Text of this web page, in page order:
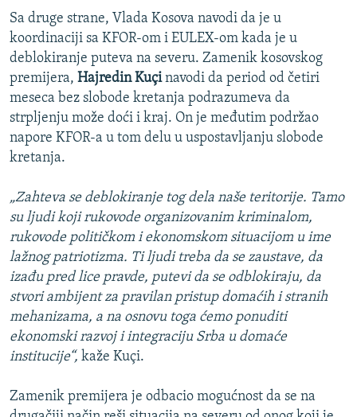
Sa druge strane, Vlada Kosova navodi da je u
koordinaciji sa KFOR-om i EULEX-om kada je u
deblokiranje puteva na severu. Zamenik kosovskog
premijera, Hajredin Kuçinavodi da period od četiri
meseca bez slobode kretanja podrazumeva da
strpljenju može doći i kraj. On je međutim podržao
napore KFOR-a u tom delu u uspostavljanju slobode
kretanja.
„Zahteva se deblokiranje tog dela naše teritorije. Tamo
su ljudi koji rukovode organizovanim kriminalom,
rukovode političkom i ekonomskom situacijom u ime
lažnog patriotizma. Ti ljudi treba da se zaustave, da
izađu pred lice pravde, putevi da se odblokiraju, da
stvori ambijent za pravilan pristup domaćih i stranih
mehanizama, a na osnovu toga ćemo ponuditi
ekonomski razvoj i integraciju Srba u domaće
institucije“, kaže Kuçi.
Zamenik premijera je odbacio mogućnost da se na